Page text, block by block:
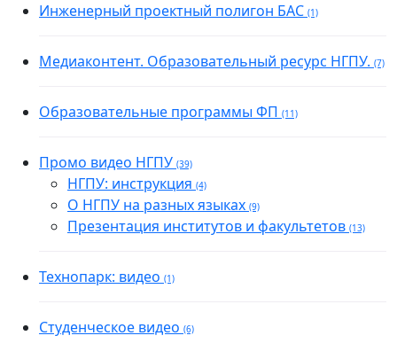
Инженерный проектный полигон БАС (1)
Медиаконтент. Образовательный ресурс НГПУ. (7)
Образовательные программы ФП (11)
Промо видео НГПУ (39)
НГПУ: инструкция (4)
О НГПУ на разных языках (9)
Презентация институтов и факультетов (13)
Технопарк: видео (1)
Студенческое видео (6)